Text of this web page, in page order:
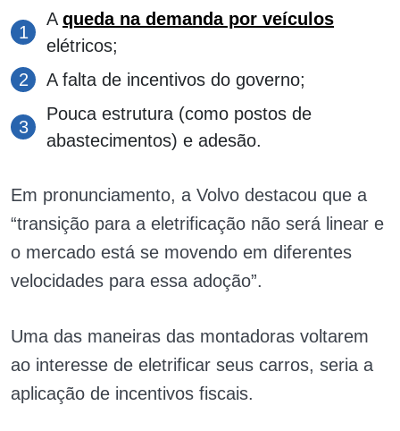
A queda na demanda por veículos
elétricos;
A falta de incentivos do governo;
Pouca estrutura (como postos de
abastecimentos) e adesão.
Em pronunciamento, a Volvo destacou que a
“transição para a eletrificação não será linear e
o mercado está se movendo em diferentes
velocidades para essa adoção”.
Uma das maneiras das montadoras voltarem
ao interesse de eletrificar seus carros, seria a
aplicação de incentivos fiscais.